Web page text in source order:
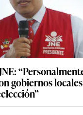
gobiernos